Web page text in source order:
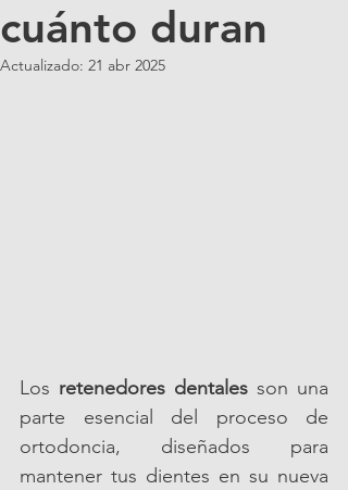
cuánto duran
Actualizado: 21 abr 2025
Los retenedores dentales son una
parte esencial del proceso de
ortodoncia, diseñados para
mantener tus dientes en su nueva